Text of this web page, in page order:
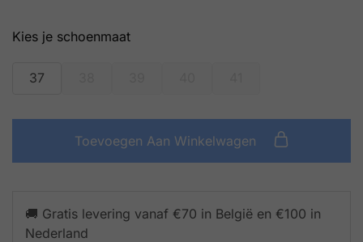
schoenmaat
37
Toevoegen Aan Winkelwagen
🚚 Gratis levering vanaf €70 in België en €100 in
Nederland